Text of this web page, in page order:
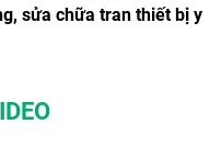
sửa chữa tran thiết bị y